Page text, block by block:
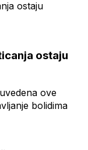
ostaju
ove
bolidima